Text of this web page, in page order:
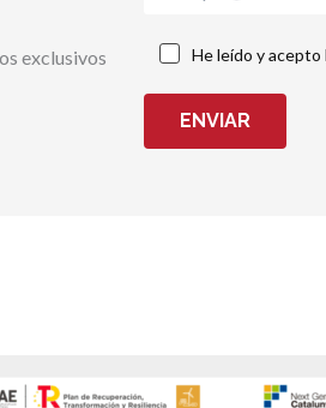
exclusivos
He leído y
ENVIAR